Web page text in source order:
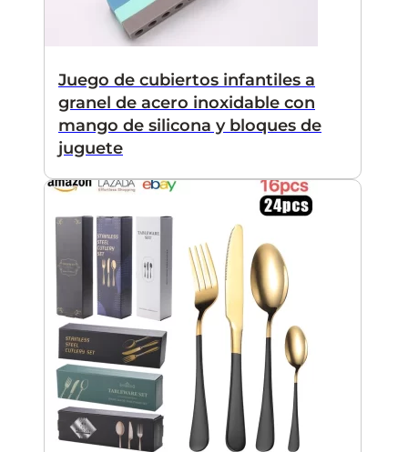
Juego de cubiertos infantiles a
granel de acero inoxidable con
mango de silicona y bloques de
juguete